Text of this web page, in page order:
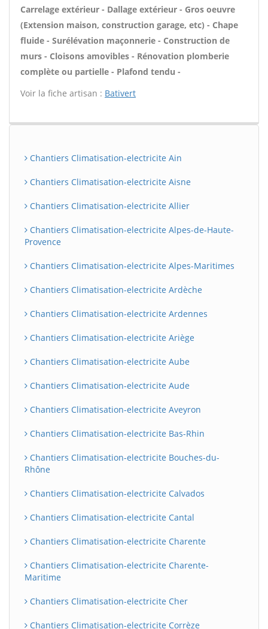
Carrelage extérieur - Dallage extérieur - Gros oeuvre
(Extension maison, construction garage, etc) - Chape
fluide - Surélévation maçonnerie - Construction de
murs - Cloisons amovibles - Rénovation plomberie
complète ou partielle - Plafond tendu -
Voir la fiche artisan : Bativert
Chantiers Climatisation-electricite Ain
Chantiers Climatisation-electricite Aisne
Chantiers Climatisation-electricite Allier
Chantiers Climatisation-electricite Alpes-de-Haute-
Provence
Chantiers Climatisation-electricite Alpes-Maritimes
Chantiers Climatisation-electricite Ardèche
Chantiers Climatisation-electricite Ardennes
Chantiers Climatisation-electricite Ariège
Chantiers Climatisation-electricite Aube
Chantiers Climatisation-electricite Aude
Chantiers Climatisation-electricite Aveyron
Chantiers Climatisation-electricite Bas-Rhin
Chantiers Climatisation-electricite Bouches-du-
Rhône
Chantiers Climatisation-electricite Calvados
Chantiers Climatisation-electricite Cantal
Chantiers Climatisation-electricite Charente
Chantiers Climatisation-electricite Charente-
Maritime
Chantiers Climatisation-electricite Cher
Chantiers Climatisation-electricite Corrèze